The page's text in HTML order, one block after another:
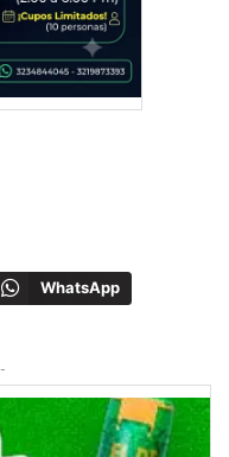
WhatsApp